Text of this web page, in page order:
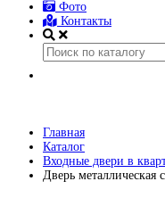
Фото
Контакты
Главная
Каталог
Входные двери в
Дверь